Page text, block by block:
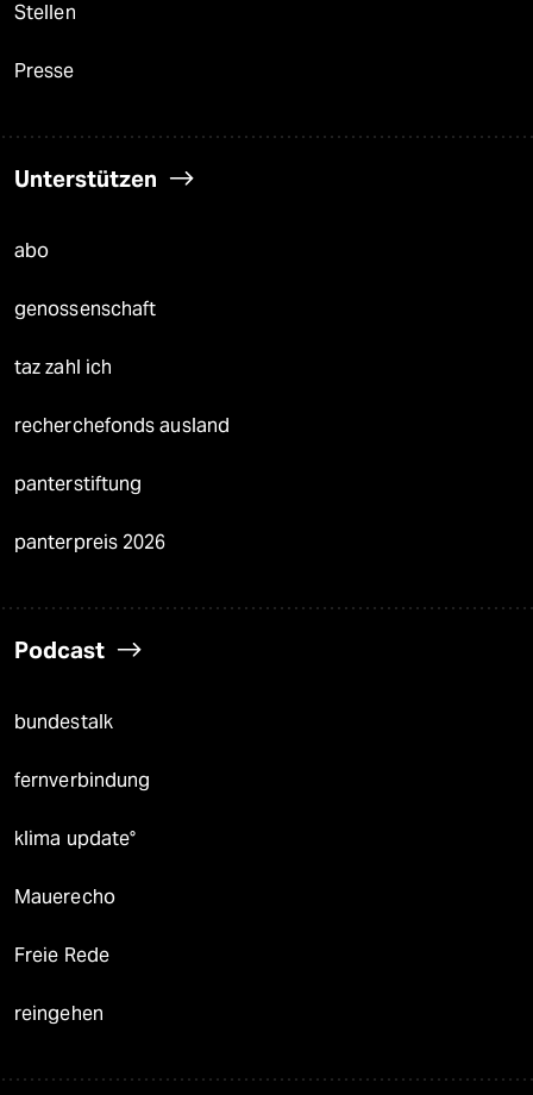
Stellen
Presse
Unterstützen
abo
genossenschaft
taz zahl ich
recherchefonds ausland
panterstiftung
panterpreis 2026
Podcast
bundestalk
fernverbindung
klima update°
Mauerecho
Freie Rede
reingehen